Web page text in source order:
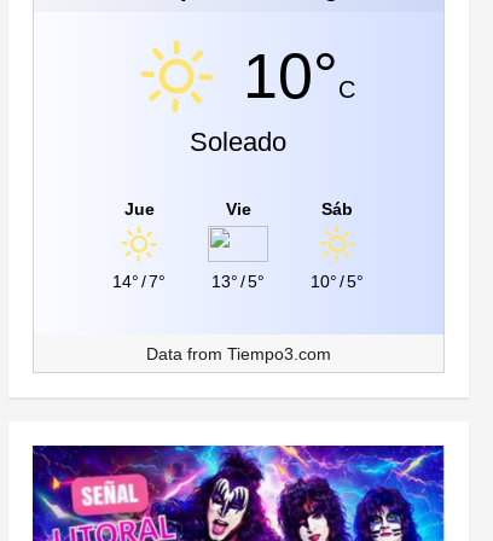
10°C
Soleado
Jue
14° /7°
Vie
13° /5°
Sáb
10° /5°
Data from Tiempo3.com